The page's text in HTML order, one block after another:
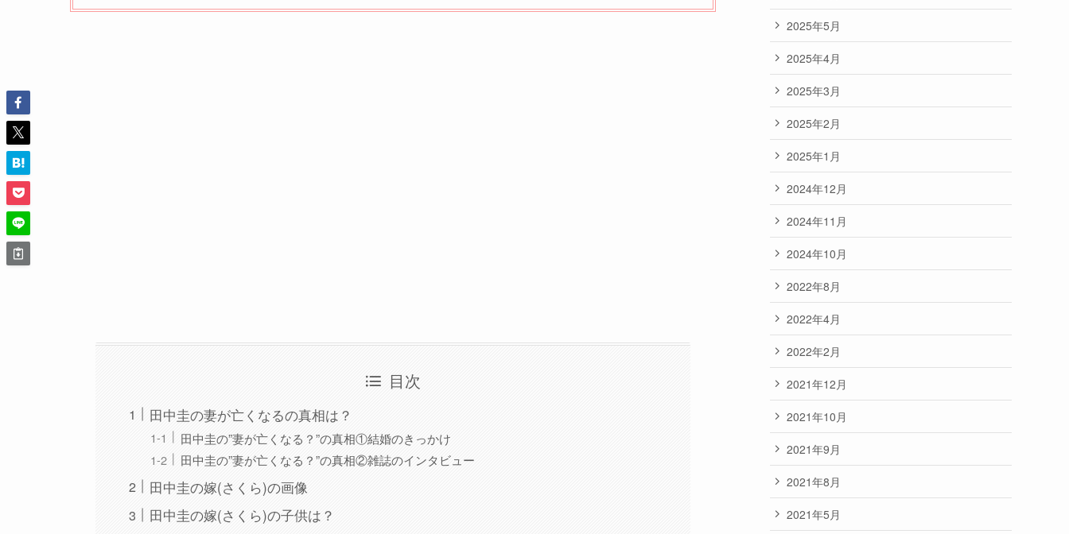
目次
田中圭の妻が亡くなるの真相は？
田中圭の”妻が亡くなる？”の真相①結婚のきっかけ
田中圭の”妻が亡くなる？”の真相②雑誌のインタビュー
田中圭の嫁(さくら)の画像
田中圭の嫁(さくら)の子供は？
2025年5月
2025年4月
2025年3月
2025年2月
2025年1月
2024年12月
2024年11月
2024年10月
2022年8月
2022年4月
2022年2月
2021年12月
2021年10月
2021年9月
2021年8月
2021年5月